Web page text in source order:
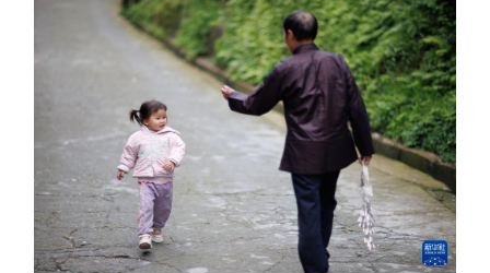
思客智库 全球连线 教育
科创 量子 体育
健康 军事
访谈 视频 图片 政务
法律 中央文件 金融 汽车
食品 人居 信息化 数字经济